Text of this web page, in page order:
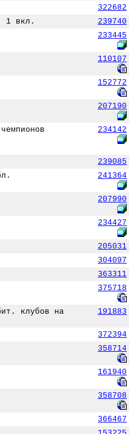
322682
1 вкл.
239740
233445
110107
152772
207190
234142
239085
241364
207990
234427
205031
304097
363311
375718
клубов на
191883
372394
358714
161940
358708
366467